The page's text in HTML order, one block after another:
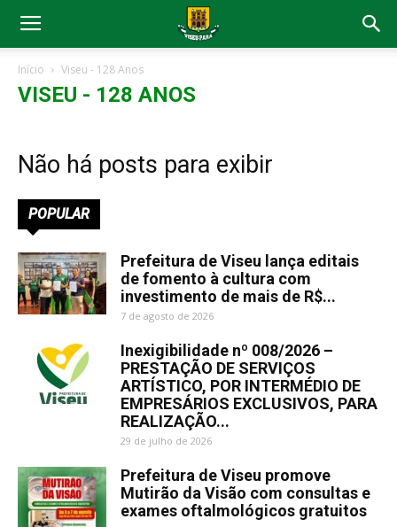
Início Viseu - 128 Anos
VISEU - 128 ANOS
Não há posts para exibir
POPULAR
Prefeitura de Viseu lança editais
de fomento à cultura com
investimento de mais de R$...
7 de agosto de 2026
Inexigibilidade nº 008/2026 –
PRESTAÇÃO DE SERVIÇOS
ARTÍSTICO, POR INTERMÉDIO DE
EMPRESÁRIOS EXCLUSIVOS, PARA
REALIZAÇÃO...
29 de julho de 2026
Prefeitura de Viseu promove
Mutirão da Visão com consultas e
exames oftalmológicos gratuitos